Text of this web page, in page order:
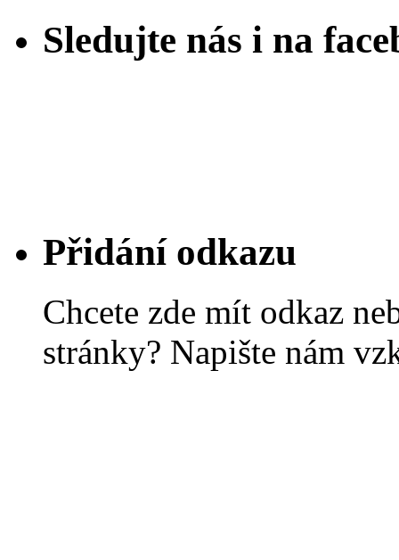
Sledujte nás i na
Přidání odkazu
Chcete zde mít odkaz
stránky? Napište nám